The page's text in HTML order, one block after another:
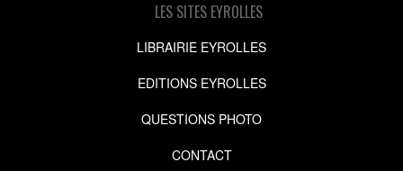
LES SITES EYROLLES
LIBRAIRIE EYROLLES
EDITIONS EYROLLES
QUESTIONS PHOTO
CONTACT